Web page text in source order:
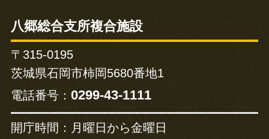
八郷総合支所複合施設
〒315-0195
茨城県石岡市柿岡5680番地1
電話番号： 0299-43-1111
開庁時間： 月曜日から金曜日